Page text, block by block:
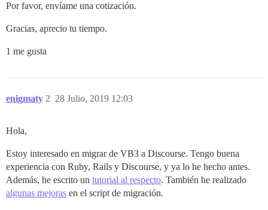
Por favor, envíame una cotización.
Gracias, aprecio tu tiempo.
1 me gusta
enigmaty 28 Julio, 2019 12:03
2
Hola,
Estoy interesado en migrar de VB3 a Discourse. Tengo buena
experiencia con Ruby, Rails y Discourse, y ya lo he hecho antes.
Además, he escrito un tutorial al respecto. También he realizado
algunas mejoras en el script de migración.